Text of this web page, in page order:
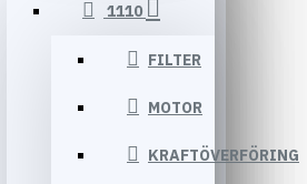
1110
FILTER
MOTOR
KRAFTÖVERFÖRING